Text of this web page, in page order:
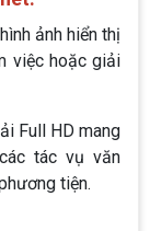
ảnh hiển thị
việc hoặc giải
Full HD mang
tác vụ văn
tiện.